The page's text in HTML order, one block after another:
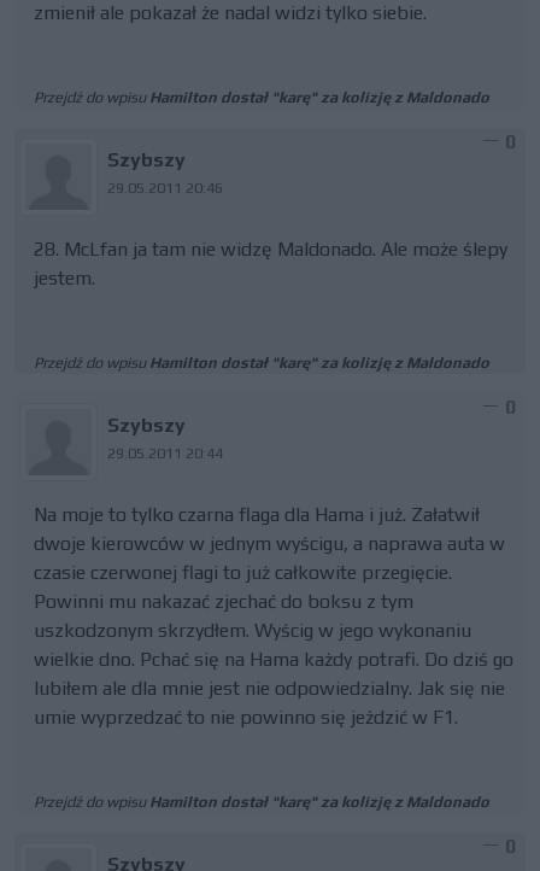
zmienił ale pokazał że nadal widzi tylko siebie.
Przejdź do wpisu Hamilton dostał "karę" za kolizję z Maldonado
Szybszy
29.05.2011 20:46
0
28. McLfan ja tam nie widzę Maldonado. Ale może ślepy
jestem.
Przejdź do wpisu Hamilton dostał "karę" za kolizję z Maldonado
Szybszy
29.05.2011 20:44
0
Na moje to tylko czarna flaga dla Hama i już. Załatwił
dwoje kierowców w jednym wyścigu, a naprawa auta w
czasie czerwonej flagi to już całkowite przegięcie.
Powinni mu nakazać zjechać do boksu z tym
uszkodzonym skrzydłem. Wyścig w jego wykonaniu
wielkie dno. Pchać się na Hama każdy potrafi. Do dziś go
lubiłem ale dla mnie jest nie odpowiedzialny. Jak się nie
umie wyprzedzać to nie powinno się jeździć w F1.
Przejdź do wpisu Hamilton dostał "karę" za kolizję z Maldonado
Szybszy
0